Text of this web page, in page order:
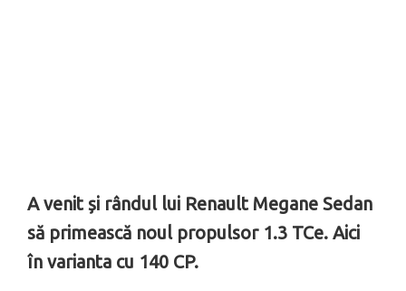
A venit și rândul lui Renault Megane Sedan
să primească noul propulsor 1.3 TCe. Aici
în varianta cu 140 CP.